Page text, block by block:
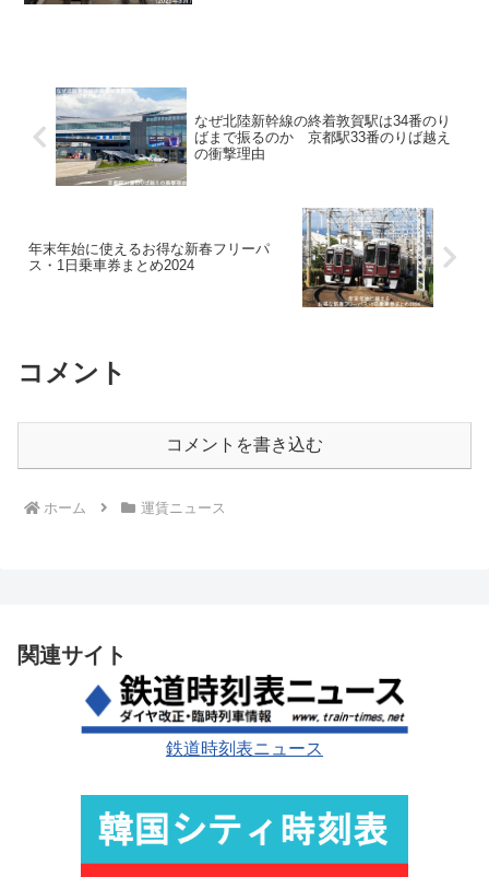
なぜ北陸新幹線の終着敦賀駅は34番のり
ばまで振るのか 京都駅33番のりば越え
の衝撃理由
年末年始に使えるお得な新春フリーパ
ス・1日乗車券まとめ2024
コメント
コメントを書き込む
ホーム 運賃ニュース
関連サイト
鉄道時刻表ニュース